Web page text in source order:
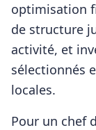
optimisation
de structure
activité, et
sélectionnés
locales.
Pour un chef